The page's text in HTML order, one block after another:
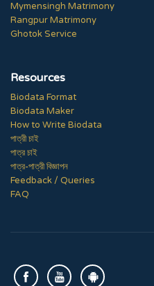
Mymensingh Matrimony
Rangpur Matrimony
Ghotok Service
Resources
Biodata Format
Biodata Maker
How to Write Biodata
পাত্রী চাই
পাত্র চাই
পাত্র-পাত্রী বিজ্ঞাপন
Feedback / Queries
FAQ